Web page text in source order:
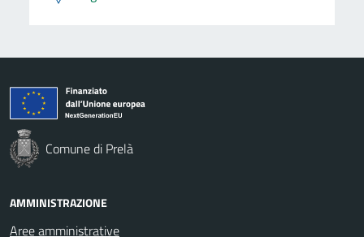
Comune di Prelà
AMMINISTRAZIONE
Aree amministrative